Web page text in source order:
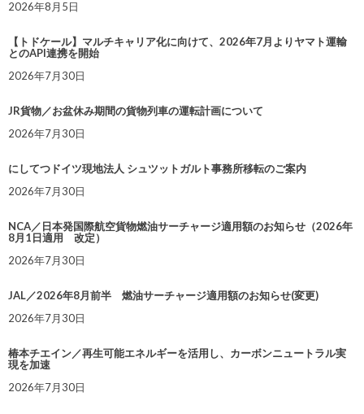
2026年8月5日
【トドケール】マルチキャリア化に向けて、2026年7月よりヤマト運輸
とのAPI連携を開始
2026年7月30日
JR貨物／お盆休み期間の貨物列車の運転計画について
2026年7月30日
にしてつドイツ現地法人 シュツットガルト事務所移転のご案内
2026年7月30日
NCA／日本発国際航空貨物燃油サーチャージ適用額のお知らせ（2026年
8月1日適用 改定）
2026年7月30日
JAL／2026年8月前半 燃油サーチャージ適用額のお知らせ(変更)
2026年7月30日
椿本チエイン／再生可能エネルギーを活用し、カーボンニュートラル実
現を加速
2026年7月30日